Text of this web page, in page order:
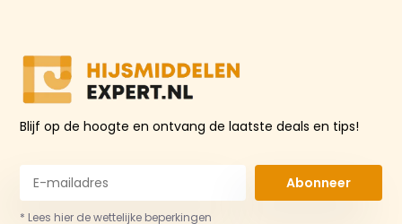
Blijf op de hoogte en ontvang de laatste deals en tips!
Abonneer
* Lees hier de wettelijke beperkingen